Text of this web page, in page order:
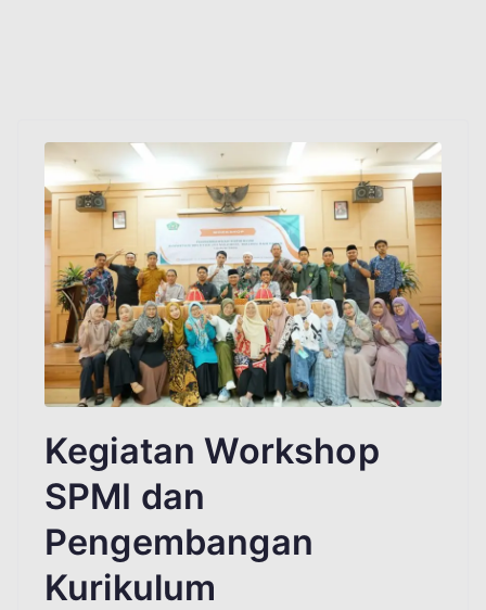
Kegiatan Workshop
SPMI dan
Pengembangan
Kurikulum